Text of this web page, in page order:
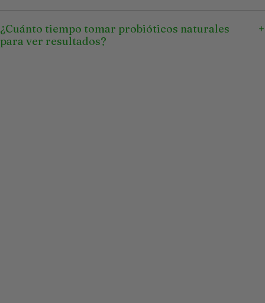
¿Cuánto tiempo tomar probióticos naturales
para ver resultados?